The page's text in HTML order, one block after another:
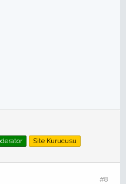
Site Kurucusu
#8